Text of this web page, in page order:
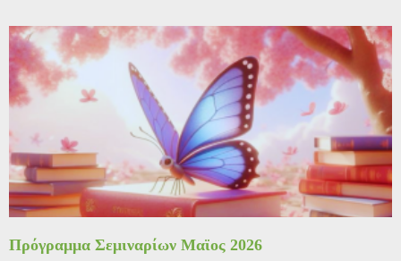
Πρόγραμμα Σεμιναρίων Μαϊος 2026